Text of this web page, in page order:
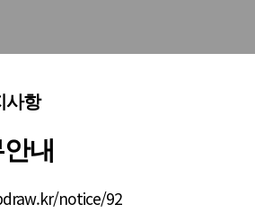
사항
내
notice/92